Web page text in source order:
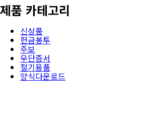
제품 카테고리
신상품
헌금봉투
주보
우단증서
절기용품
양식다운로드